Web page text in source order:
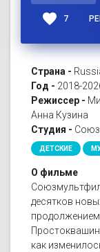
favorite 7
Страна -
Год - 2018-
Режиссер -
Анна Кузина
Студия -
ДЕТСКИЕ
О фильме
десятков
как